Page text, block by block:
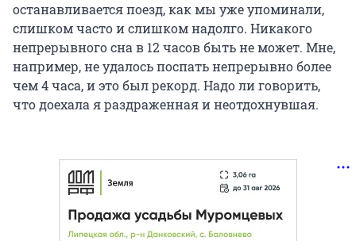
останавливается поезд, как мы уже упоминали,
слишком часто и слишком надолго. Никакого
непрерывного сна в 12 часов быть не может. Мне,
например, не удалось поспать непрерывно более
чем 4 часа, и это был рекорд. Надо ли говорить,
что доехала я раздраженная и неотдохнувшая.